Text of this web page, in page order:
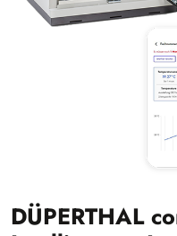
DÜPERTHAL